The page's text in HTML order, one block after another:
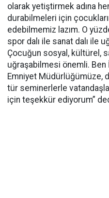
olarak yetiştirmek adına
durabilmeleri için
edebilmemiz lazım. O
spor dalı ile sanat dalı ile
Çocuğun sosyal, kültürel,
uğraşabilmesi önemli. Ben
Emniyet Müdürlüğümüze,
tür seminerlerle
için teşekkür ediyorum”